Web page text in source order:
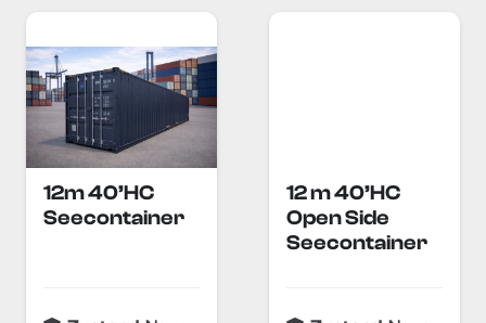
12m 40’HC
Seecontainer
12 m 40’HC
Open Side
Seecontainer